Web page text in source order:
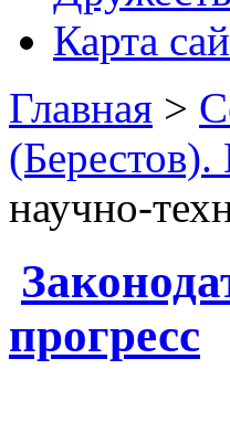
Карта
Главная >
научно-
прогресс